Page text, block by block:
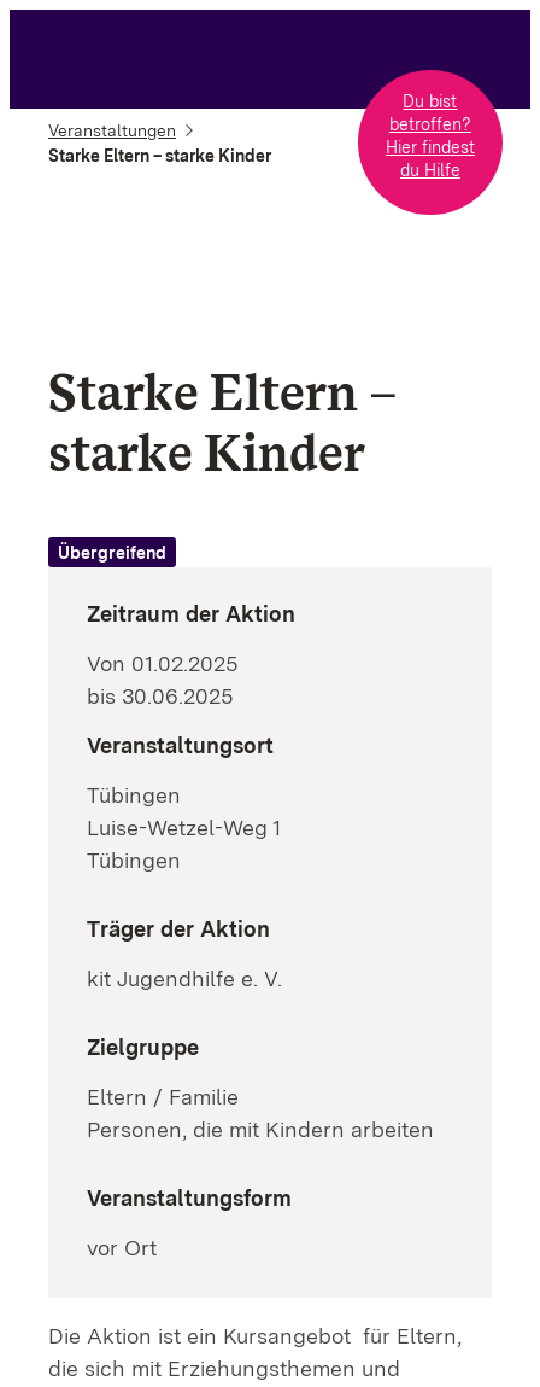
Veranstaltungen
Starke Eltern – starke Kinder
Du bist
betroffen?
Hier findest
du Hilfe
Starke Eltern –
starke Kinder
Übergreifend
Zeitraum der Aktion
Von 01.02.2025
bis 30.06.2025
Veranstaltungsort
Tübingen
Luise-Wetzel-Weg 1
Tübingen
Träger der Aktion
kit Jugendhilfe e. V.
Zielgruppe
Eltern / Familie
Personen, die mit Kindern arbeiten
Veranstaltungsform
vor Ort
Die Aktion ist ein Kursangebot für Eltern,
die sich mit Erziehungsthemen und